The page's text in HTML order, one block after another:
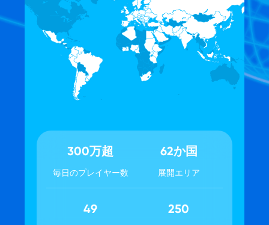
300万超
毎日のプレイヤー数
62か国
展開エリア
49 250